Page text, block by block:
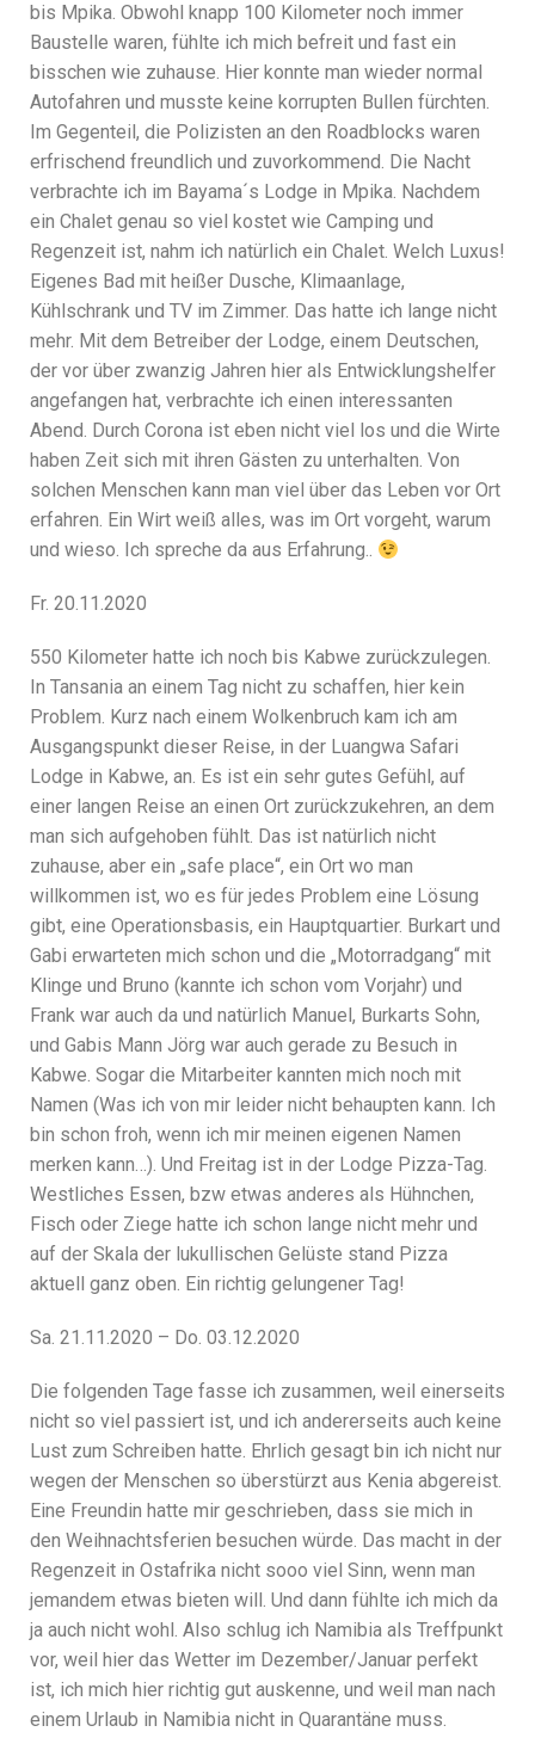
bis Mpika. Obwohl knapp 100 Kilometer noch immer
Baustelle waren, fühlte ich mich befreit und fast ein
bisschen wie zuhause. Hier konnte man wieder normal
Autofahren und musste keine korrupten Bullen fürchten.
Im Gegenteil, die Polizisten an den Roadblocks waren
erfrischend freundlich und zuvorkommend. Die Nacht
verbrachte ich im Bayama´s Lodge in Mpika. Nachdem
ein Chalet genau so viel kostet wie Camping und
Regenzeit ist, nahm ich natürlich ein Chalet. Welch Luxus!
Eigenes Bad mit heißer Dusche, Klimaanlage,
Kühlschrank und TV im Zimmer. Das hatte ich lange nicht
mehr. Mit dem Betreiber der Lodge, einem Deutschen,
der vor über zwanzig Jahren hier als Entwicklungshelfer
angefangen hat, verbrachte ich einen interessanten
Abend. Durch Corona ist eben nicht viel los und die Wirte
haben Zeit sich mit ihren Gästen zu unterhalten. Von
solchen Menschen kann man viel über das Leben vor Ort
erfahren. Ein Wirt weiß alles, was im Ort vorgeht, warum
und wieso. Ich spreche da aus Erfahrung..
Fr. 20.11.2020
550 Kilometer hatte ich noch bis Kabwe zurückzulegen.
In Tansania an einem Tag nicht zu schaffen, hier kein
Problem. Kurz nach einem Wolkenbruch kam ich am
Ausgangspunkt dieser Reise, in der Luangwa Safari
Lodge in Kabwe, an. Es ist ein sehr gutes Gefühl, auf
einer langen Reise an einen Ort zurückzukehren, an dem
man sich aufgehoben fühlt. Das ist natürlich nicht
zuhause, aber ein „safe place“, ein Ort wo man
willkommen ist, wo es für jedes Problem eine Lösung
gibt, eine Operationsbasis, ein Hauptquartier. Burkart und
Gabi erwarteten mich schon und die „Motorradgang“ mit
Klinge und Bruno (kannte ich schon vom Vorjahr) und
Frank war auch da und natürlich Manuel, Burkarts Sohn,
und Gabis Mann Jörg war auch gerade zu Besuch in
Kabwe. Sogar die Mitarbeiter kannten mich noch mit
Namen (Was ich von mir leider nicht behaupten kann. Ich
bin schon froh, wenn ich mir meinen eigenen Namen
merken kann…). Und Freitag ist in der Lodge Pizza-Tag.
Westliches Essen, bzw etwas anderes als Hühnchen,
Fisch oder Ziege hatte ich schon lange nicht mehr und
auf der Skala der lukullischen Gelüste stand Pizza
aktuell ganz oben. Ein richtig gelungener Tag!
Sa. 21.11.2020 – Do. 03.12.2020
Die folgenden Tage fasse ich zusammen, weil einerseits
nicht so viel passiert ist, und ich andererseits auch keine
Lust zum Schreiben hatte. Ehrlich gesagt bin ich nicht nur
wegen der Menschen so überstürzt aus Kenia abgereist.
Eine Freundin hatte mir geschrieben, dass sie mich in
den Weihnachtsferien besuchen würde. Das macht in der
Regenzeit in Ostafrika nicht sooo viel Sinn, wenn man
jemandem etwas bieten will. Und dann fühlte ich mich da
ja auch nicht wohl. Also schlug ich Namibia als Treffpunkt
vor, weil hier das Wetter im Dezember/Januar perfekt
ist, ich mich hier richtig gut auskenne, und weil man nach
einem Urlaub in Namibia nicht in Quarantäne muss.